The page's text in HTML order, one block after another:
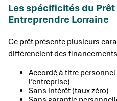
Les spécificités du
Entreprendre Lorraine
Ce prêt présente plusieurs
différencient des
Accordé à titre personnel
l’entreprise)
Sans intérêt (taux zéro)